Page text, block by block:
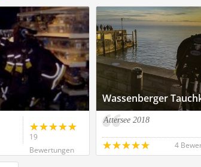
19
Bewertungen
Wassenberger
Attersee 2018
4